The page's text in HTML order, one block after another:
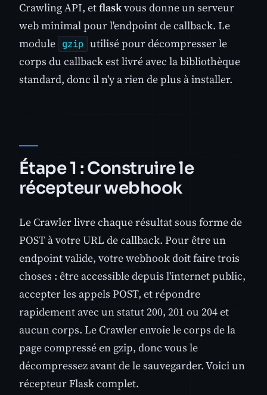
Crawling API, etflaskvous donne un serveur
web minimal pour l'endpoint de callback. Le
module gzip utilisé pour décompresser le
corps du callback est livré avec la bibliothèque
standard, donc il n'y a rien de plus à installer.
Étape 1 : Construire le
récepteur webhook
Le Crawler livre chaque résultat sous forme de
POST à votre URL de callback. Pour être un
endpoint valide, votre webhook doit faire trois
choses : être accessible depuis l'internet public,
accepter les appels POST, et répondre
rapidement avec un statut 200, 201 ou 204 et
aucun corps. Le Crawler envoie le corps de la
page compressé en gzip, donc vous le
décompressez avant de le sauvegarder. Voici un
récepteur Flask complet.